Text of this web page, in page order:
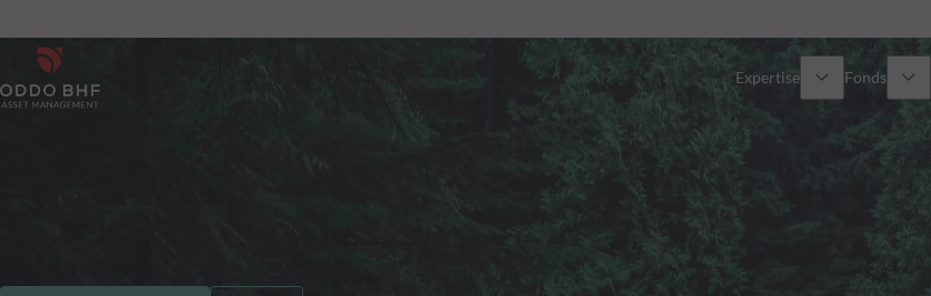
Expertise
Aktien
Fonds
Alle Fonds
Fondsauswahl
Partner-Publikumsfonds